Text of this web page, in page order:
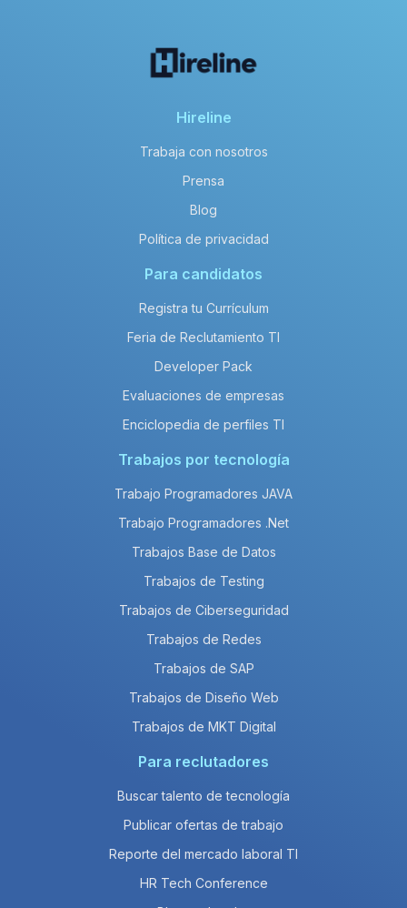
Hireline
Trabaja con nosotros
Prensa
Blog
Política de privacidad
Para candidatos
Registra tu Currículum
Feria de Reclutamiento TI
Developer Pack
Evaluaciones de empresas
Enciclopedia de perfiles TI
Trabajos por tecnología
Trabajo Programadores JAVA
Trabajo Programadores .Net
Trabajos Base de Datos
Trabajos de Testing
Trabajos de Ciberseguridad
Trabajos de Redes
Trabajos de SAP
Trabajos de Diseño Web
Trabajos de MKT Digital
Para reclutadores
Buscar talento de tecnología
Publicar ofertas de trabajo
Reporte del mercado laboral TI
HR Tech Conference